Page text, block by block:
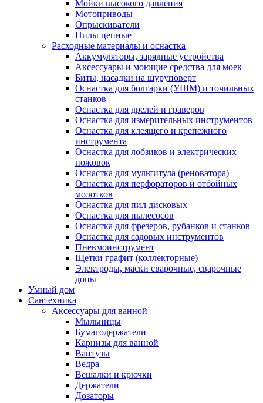
Мойки высокого давления
Мотоприводы
Опрыскиватели
Пилы цепные
Расходные материалы и оснастка
Аккумуляторы, зарядные устройства
Аксессуары и моющие средства для моек
Биты, насадки на шуруповерт
Оснастка для болгарки (УШМ) и точильных
станков
Оснастка для дрелей и граверов
Оснастка для измерительных инструментов
Оснастка для клеящего и крепежного
инструмента
Оснастка для лобзиков и электрических
ножовок
Оснастка для мультитула (реноватора)
Оснастка для перфораторов и отбойных
молотков
Оснастка для пил дисковых
Оснастка для пылесосов
Оснастка для фрезеров, рубанков и станков
Оснастка для садовых инструментов
Пневмоинструмент
Щетки графит (коллекторные)
Электроды, маски сварочные, сварочные
допы
Умный дом
Сантехника
Аксессуары для ванной
Мыльницы
Бумагодержатели
Карнизы для ванной
Вантузы
Ведра
Вешалки и крючки
Держатели
Дозаторы